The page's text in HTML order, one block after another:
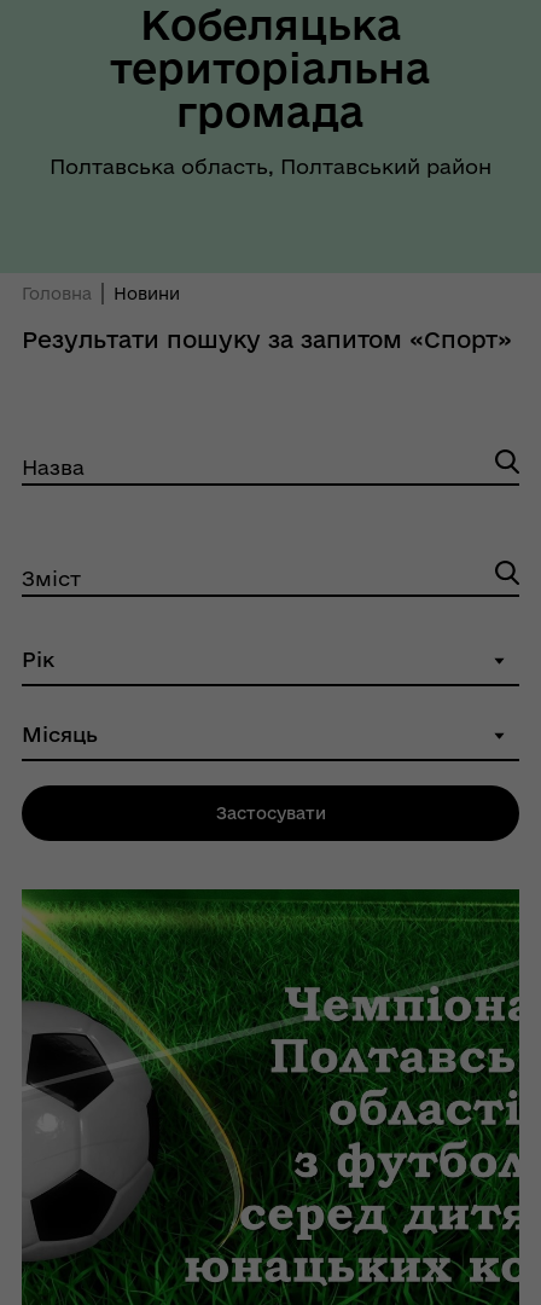
Кобеляцька
територіальна
громада
Полтавська область, Полтавський район
Головна Новини
Результати пошуку за запитом «Спорт»
Назва
Зміст
Застосувати